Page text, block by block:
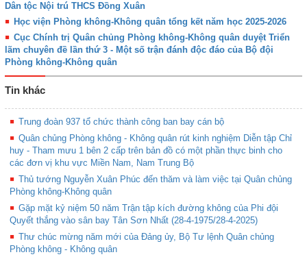
Dân tộc Nội trú THCS Đồng Xuân
Học viện Phòng không-Không quân tổng kết năm học 2025-2026
Cục Chính trị Quân chủng Phòng không-Không quân duyệt Triển
lãm chuyên đề lần thứ 3 - Một số trận đánh độc đáo của Bộ đội
Phòng không-Không quân
Tin khác
Trung đoàn 937 tổ chức thành công ban bay cán bộ
Quân chủng Phòng không - Không quân rút kinh nghiệm Diễn tập Chỉ
huy - Tham mưu 1 bên 2 cấp trên bản đồ có một phần thực binh cho
các đơn vị khu vực Miền Nam, Nam Trung Bộ
Thủ tướng Nguyễn Xuân Phúc đến thăm và làm việc tại Quân chủng
Phòng không-Không quân
Gặp mặt kỷ niệm 50 năm Trận tập kích đường không của Phi đội
Quyết thắng vào sân bay Tân Sơn Nhất (28-4-1975/28-4-2025)
Thư chúc mừng năm mới của Đảng ủy, Bộ Tư lệnh Quân chủng
Phòng không - Không quân